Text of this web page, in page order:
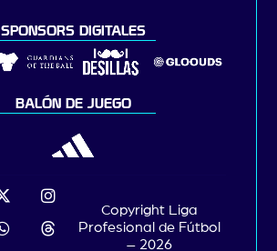
SPONSORS DIGITALES
BALÓN DE JUEGO
Copyright Liga
Profesional de Fútbol
– 2026